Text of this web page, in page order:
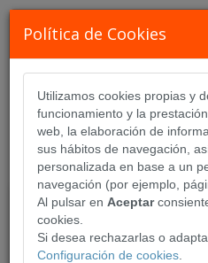
Política de Cookies
Utilizamos cookies propias y
funcionamiento y la
web, la elaboración de
sus hábitos de navegación,
personalizada en base a un
navegación (por ejemplo,
Al pulsar en Aceptar
cookies.
Si desea rechazarlas o
Configuración de cookies
Noticias